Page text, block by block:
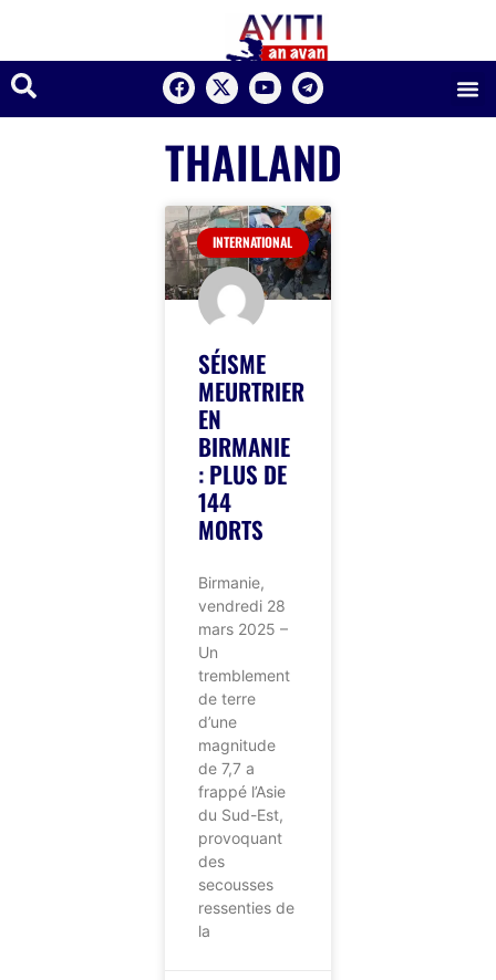
THAILAND
INTERNATIONAL
SÉISME
MEURTRIER
EN
BIRMANIE
: PLUS DE
144
MORTS
Birmanie,
vendredi 28
mars 2025 –
Un
tremblement
de terre
d’une
magnitude
de 7,7 a
frappé l’Asie
du Sud-Est,
provoquant
des
secousses
ressenties de
la